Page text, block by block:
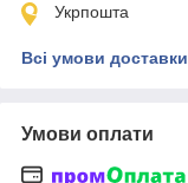
Укрпошта
Всі умови доставки
Умови оплати